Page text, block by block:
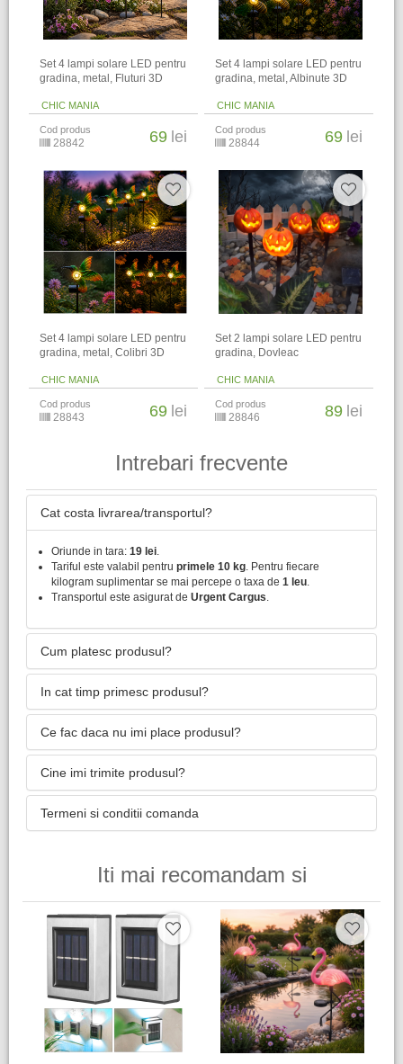
Set 4 lampi solare LED pentru
gradina, metal, Fluturi 3D
CHIC MANIA
Cod produs
28842 69 lei
Set 4 lampi solare LED pentru
gradina, metal, Albinute 3D
CHIC MANIA
Cod produs
28844 69 lei
Set 4 lampi solare LED pentru
gradina, metal, Colibri 3D
CHIC MANIA
Cod produs
28843 69 lei
Set 2 lampi solare LED pentru
gradina, Dovleac
CHIC MANIA
Cod produs
28846 89 lei
Intrebari frecvente
Cat costa livrarea/transportul?
Oriunde in tara: 19 lei
Tariful este valabil pentru primele 10 kg . Pentru fiecare
kilogram suplimentar se mai percepe o taxa de 1 leu
Transportul este asigurat de Urgent Cargus
Cum platesc produsul?
In cat timp primesc produsul?
Ce fac daca nu imi place produsul?
Cine imi trimite produsul?
Termeni si conditii comanda
Iti mai recomandam si